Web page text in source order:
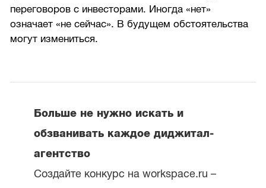
переговоров с инвесторами. Иногда «нет»
означает «не сейчас». В будущем обстоятельства
могут измениться.
Больше не нужно искать и
обзванивать каждое диджитал-
агентство
Создайте конкурс на workspace.ru –